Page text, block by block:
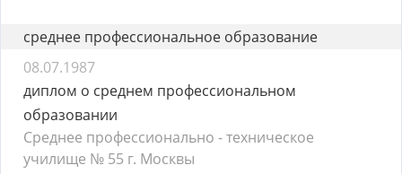
среднее профессиональное образование
08.07.1987
диплом о среднем профессиональном
образовании
Среднее профессионально - техническое
училище № 55 г. Москвы